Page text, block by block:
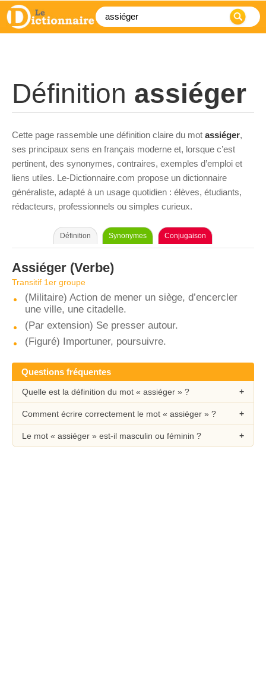
Définition assiéger
Cette page rassemble une définition claire du mot assiéger,
ses principaux sens en français moderne et, lorsque c’est
pertinent, des synonymes, contraires, exemples d’emploi et
liens utiles. Le-Dictionnaire.com propose un dictionnaire
généraliste, adapté à un usage quotidien : élèves, étudiants,
rédacteurs, professionnels ou simples curieux.
Définition Synonymes Conjugaison
Assiéger (Verbe)
Transitif 1er groupe
(Militaire) Action de mener un siège, d’encercler
une ville, une citadelle.
(Par extension) Se presser autour.
(Figuré) Importuner, poursuivre.
Questions fréquentes
Quelle est la définition du mot « assiéger » ?
Comment écrire correctement le mot « assiéger » ?
Le mot « assiéger » est-il masculin ou féminin ?